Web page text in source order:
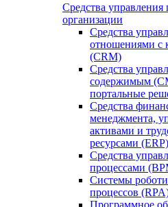
Средства управления
организации
Средства
отношениями с
(CRM)
Средства
содержимым
портальные
Средства
менеджмента,
активами и
ресурсами (ERP)
Средства
процессами
Системы
процессов
Программное